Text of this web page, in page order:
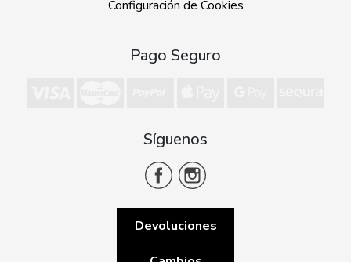
Configuración de Cookies
Pago Seguro
Síguenos
Devoluciones